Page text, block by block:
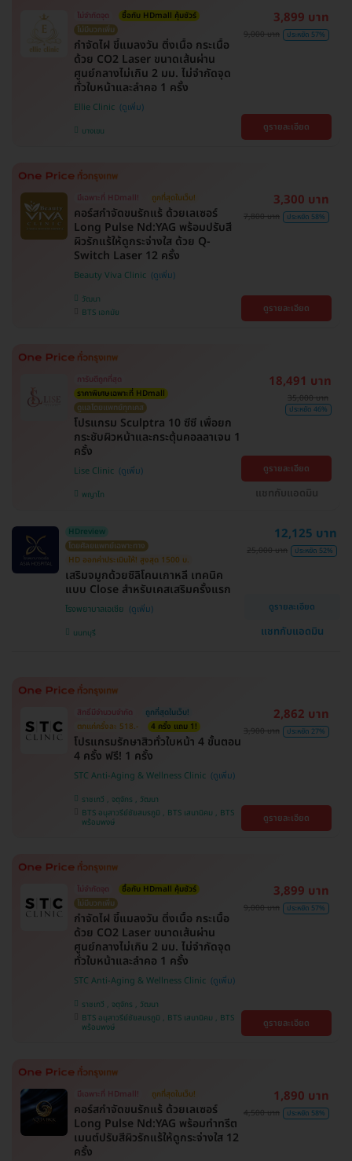
ไม่จำกัดจุด
ซื้อกับ HDmall คุ้มชัวร์
ไม่มีบวกเพิ่ม
กำจัดไฝ ขี้แมลงวัน ติ่งเนื้อ กระเนื้อ
ด้วย CO2 Laser ขนาดเส้นผ่าน
ศูนย์กลางไม่เกิน 2 มม. ไม่จำกัดจุด
ทั่วใบหน้าและลำคอ 1 ครั้ง
Ellie Clinic
บางเขน
3,899 บาท
9,000 บาท ประหยัด 57%
ดูรายละเอียด
มีเฉพาะที่ HDmall! ถูกที่สุดในเว็บ!
คอร์สกำจัดขนรักแร้ ด้วยเลเซอร์
Long Pulse Nd:YAG พร้อมปรับสี
ผิวรักแร้ให้ดูกระจ่างใส ด้วย Q-
Switch Laser 12 ครั้ง
Beauty Viva Clinic
วัฒนา
BTS เอกมัย
3,300 บาท
7,800 บาท ประหยัด 58%
ดูรายละเอียด
การันตีถูกที่สุด
ราคาพิเศษเฉพาะที่ HDmall
ดูแลโดยแพทย์ทุกเคส
โปรแกรม Sculptra 10 ซีซี เพื่อยก
กระชับผิวหน้าและกระตุ้นคอลลาเจน 1
ครั้ง
Lise Clinic
พญาไท
18,491 บาท
35,000 บาท
ประหยัด 46%
ดูรายละเอียด
แชทกับแอดมิน
HDreview
โดยศัลยแพทย์เฉพาะทาง
HD ออกค่าประเมินให้! สูงสุด 1500 บ.
เสริมจมูกด้วยซิลิโคนเกาหลี เทคนิค
แบบ Close สำหรับเคสเสริมครั้งแรก
โรงพยาบาลเอเซีย
นนทบุรี
12,125 บาท
25,000 บาท ประหยัด 52%
ดูรายละเอียด
แชทกับแอดมิน
สิทธิ์มีจำนวนจำกัด
ถูกที่สุดในเว็บ!
ตกแค่ครั้งละ 518.-
4 ครั้ง แถม 1!
โปรแกรมรักษาสิวทั่วใบหน้า 4 ขั้นตอน
4 ครั้ง ฟรี! 1 ครั้ง
STC Anti-Aging & Wellness Clinic
ราชเทวี , จตุจักร , วัฒนา
BTS อนุสาวรีย์ชัยสมรภูมิ , BTS เสนานิคม , BTS
พร้อมพงษ์
2,862 บาท
3,900 บาท ประหยัด 27%
ดูรายละเอียด
ไม่จำกัดจุด
ซื้อกับ HDmall คุ้มชัวร์
ไม่มีบวกเพิ่ม
กำจัดไฝ ขี้แมลงวัน ติ่งเนื้อ กระเนื้อ
ด้วย CO2 Laser ขนาดเส้นผ่าน
ศูนย์กลางไม่เกิน 2 มม. ไม่จำกัดจุด
ทั่วใบหน้าและลำคอ 1 ครั้ง
STC Anti-Aging & Wellness Clinic
ราชเทวี , จตุจักร , วัฒนา
BTS อนุสาวรีย์ชัยสมรภูมิ , BTS เสนานิคม , BTS
พร้อมพงษ์
3,899 บาท
9,000 บาท ประหยัด 57%
ดูรายละเอียด
มีเฉพาะที่ HDmall! ถูกที่สุดในเว็บ!
คอร์สกำจัดขนรักแร้ ด้วยเลเซอร์
Long Pulse Nd:YAG พร้อมทำทรีต
เมนต์ปรับสีผิวรักแร้ให้ดูกระจ่างใส 12
ครั้ง
1,890 บาท
4,500 บาท ประหยัด 58%